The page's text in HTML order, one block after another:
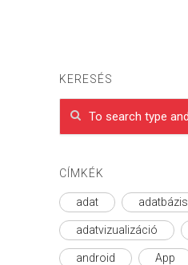
KERESÉS
CÍMKÉK
adat adatbázis
adatvizualizáció
android App